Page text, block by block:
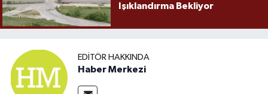
Işıklandırma Bekliyor
EDITÖR HAKKINDA
Haber Merkezi